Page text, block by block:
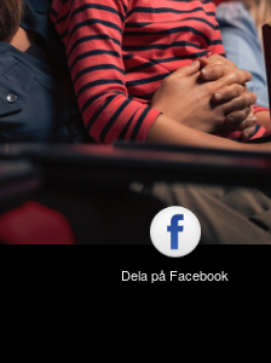
Dela på Facebook